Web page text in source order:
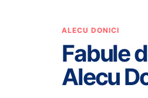
ALECU DONICI
Fabule
Alecu